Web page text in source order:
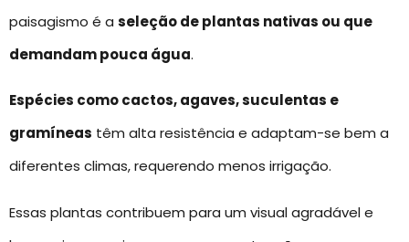
paisagismo é a seleção de plantas nativas ou que
demandam pouca água.
Espécies como cactos, agaves, suculentas e
gramíneas têm alta resistência e adaptam-se bem a
diferentes climas, requerendo menos irrigação.
Essas plantas contribuem para um visual agradável e